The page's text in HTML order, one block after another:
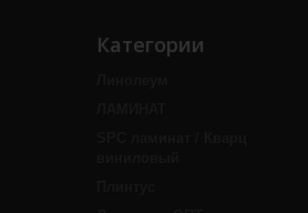
Категории